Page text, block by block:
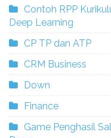
Contoh RPP
Deep Learning
CP TP dan ATP
CRM Business
Down
Finance
Game Penghasil